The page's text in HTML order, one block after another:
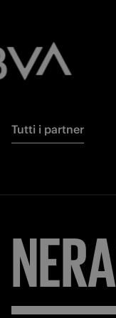
Tutti i partner